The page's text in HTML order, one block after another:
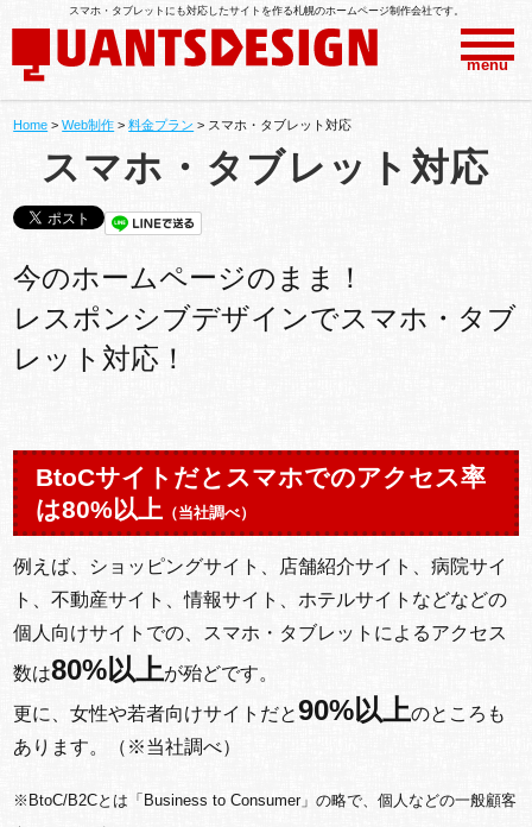
スマホ・タブレットにも対応したサイトを作る札幌のホームページ制作会社です。
menu
Home >Web制作 >料金プラン > スマホ・タブレット対応
スマホ・タブレット対応
今のホームページのまま！
レスポンシブデザインでスマホ・タブ
レット対応！
BtoCサイトだとスマホでのアクセス率
は80%以上 （当社調べ）
例えば、ショッピングサイト、店舗紹介サイト、病院サイ
ト、不動産サイト、情報サイト、ホテルサイトなどなどの
個人向けサイトでの、スマホ・タブレットによるアクセス
数は80%以上が殆どです。
更に、女性や若者向けサイトだと90%以上のところも
あります。（※当社調べ）
※BtoC/B2Cとは「Business to Consumer」の略で、個人などの一般顧客